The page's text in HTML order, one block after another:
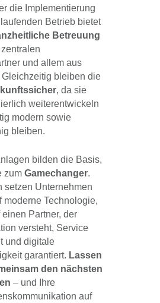
die Implementierung
Betrieb bietet
Betreuung
und allem aus
bleiben die
, da sie
weiterentwickeln
modern sowie
bleiben.
bilden die Basis,
zum Gamechanger.
setzen Unternehmen
moderne Technologie,
Partner, der
versteht, Service
und digitale
garantiert. Lassen
den nächsten
– und Ihre
auf